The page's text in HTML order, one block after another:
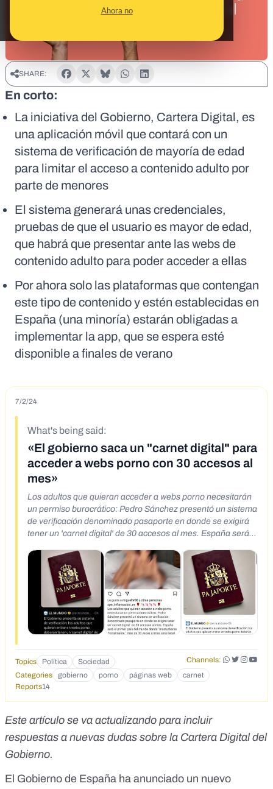
Ahora no
SHARE:
En corto:
La iniciativa del Gobierno, Cartera Digital, es
una aplicación móvil que contará con un
sistema de verificación de mayoría de edad
para limitar el acceso a contenido adulto por
parte de menores
El sistema generará unas credenciales,
pruebas de que el usuario es mayor de edad,
que habrá que presentar ante las webs de
contenido adulto para poder acceder a ellas
Por ahora solo las plataformas que contengan
este tipo de contenido y estén establecidas en
España (una minoría) estarán obligadas a
implementar la app, que se espera esté
disponible a finales de verano
7/2/24
What's being said:
«El gobierno saca un "carnet digital" para
acceder a webs porno con 30 accesos al
mes»
Los adultos que quieran acceder a webs porno necesitarán
un permiso burocrático: Pedro Sánchez presentó un sistema
de verificación denominado pasaporte en donde se exigirá
tener un 'carnet digital' de 30 accesos al mes. España será
más de 30 veces al mes será ilegal. Desconocemos si los
contadores del "pajometro" del "pajaporte" irán del uno al
treinta, del treinta al uno o si a final del año habrá gala de
entrega de premios para los/as ganadores/as.
https://x.com/elmundoes/status/1807779807557558633
https://www.20minutos.es/noticia/5526810/0/con-un-qr-
manera-totalmente-anonima-asi-sera-aplicacion-gobierno-
https://youtube.com/shorts/e04oPwgLaQw
Topics Política Sociedad
Channels:
Categories
gobierno porno páginas web
carnet
Reports14
Este artículo se va actualizando para incluir
respuestas a nuevas dudas sobre la Cartera Digital del
Gobierno.
El Gobierno de España ha anunciado un nuevo